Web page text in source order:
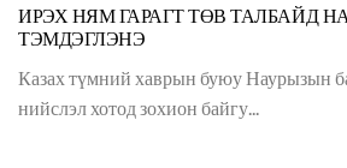
ИРЭХ НЯМ ГАРАГТ ТӨВ ТАЛБАЙД
ТЭМДЭГЛЭНЭ
Казах түмний хаврын буюу Наурызын
нийслэл хотод зохион байгу...